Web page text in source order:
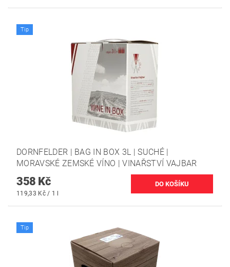
Tip
DORNFELDER | BAG IN BOX 3L | SUCHÉ |
MORAVSKÉ ZEMSKÉ VÍNO | VINAŘSTVÍ VAJBAR
358 Kč
119,33 Kč / 1 l
Tip